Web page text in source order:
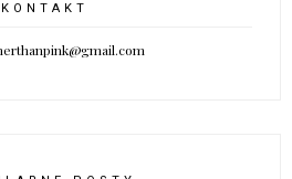
KONTAKT